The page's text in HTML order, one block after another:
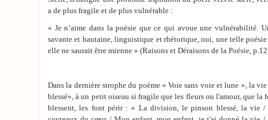
a de plus fragile et de plus vulnérable :
« Je n’aime dans la poésie que ce qui avoue une vulnérabilité.
savante et hautaine, linguistique et rhétorique, oui, une telle poésie
elle ne saurait être mienne » (Raisons et Déraisons de la Poésie,
Dans la dernière strophe du poème « Voie sans voie et lune », la
blessé», à un petit oiseau si fragile que les fleurs ou l'amour, que la
blessent, les font périr : « La division, le pinson blessé, la vie /